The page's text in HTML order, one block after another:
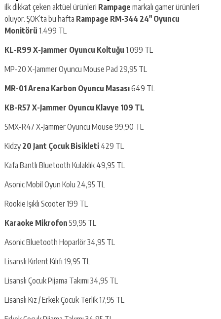
ilk dikkat çeken aktüel ürünleri Rampage markalı gamer ürünleri
oluyor. ŞOK’ta bu hafta Rampage RM-344 24″ Oyuncu
Monitörü 1.499 TL
KL-R99 X-Jammer Oyuncu Koltuğu 1.099 TL
MP-20 X-Jammer Oyuncu Mouse Pad 29,95 TL
MR-01 Arena Karbon Oyuncu Masası649 TL
KB-R57 X-Jammer Oyuncu Klavye 109 TL
SMX-R47 X-Jammer Oyuncu Mouse 99,90 TL
Kidzy 20 Jant Çocuk Bisikleti429 TL
Kafa Bantlı Bluetooth Kulaklık 49,95 TL
Asonic Mobil Oyun Kolu 24,95 TL
Rookie Işıklı Scooter 199 TL
Karaoke Mikrofon 59,95 TL
Asonic Bluetooth Hoparlör 34,95 TL
Lisanslı Kırlent Kılıfı 19,95 TL
Lisanslı Çocuk Pijama Takımı 34,95 TL
Lisanslı Kız / Erkek Çocuk Terlik 17,95 TL